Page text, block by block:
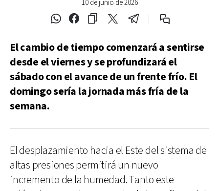
10 de junio de 2026
El cambio de tiempo comenzará a sentirse
desde el viernes y se profundizará el
sábado con el avance de un frente frío. El
domingo sería la jornada más fría de la
semana.
El desplazamiento hacia el Este del sistema de
altas presiones permitirá un nuevo
incremento de la humedad. Tanto este